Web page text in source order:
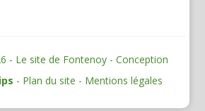
- Le site de Fontenoy - Conception
- Plan du site - Mentions légales